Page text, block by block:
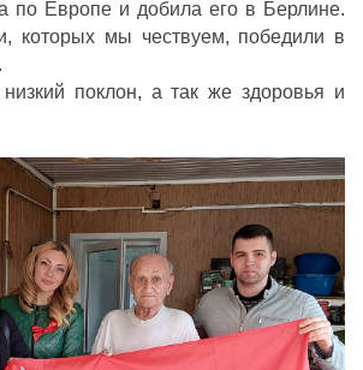
по Европе и добила его в Берлине.
которых мы чествуем, победили в
поклон, а так же здоровья и